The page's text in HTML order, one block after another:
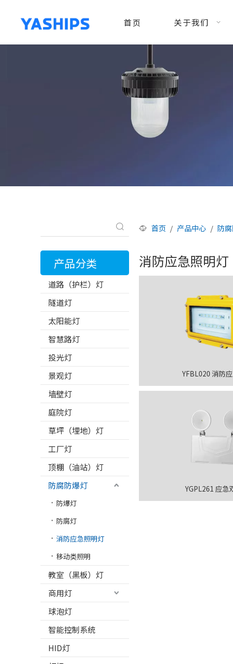
首页 关于我们
首页 / 产品中心 / 防
产品分类
道路（护栏）灯
隧道灯
太阳能灯
智慧路灯
投光灯
景观灯
墙壁灯
庭院灯
草坪（埋地）灯
工厂灯
顶棚（油站）灯
防腐防爆灯
防爆灯
防腐灯
消防应急照明灯
移动类照明
教室（黑板）灯
商用灯
球泡灯
智能控制系统
HID灯
消防应急照明灯
YFBL020 消防
YGPL261 应急